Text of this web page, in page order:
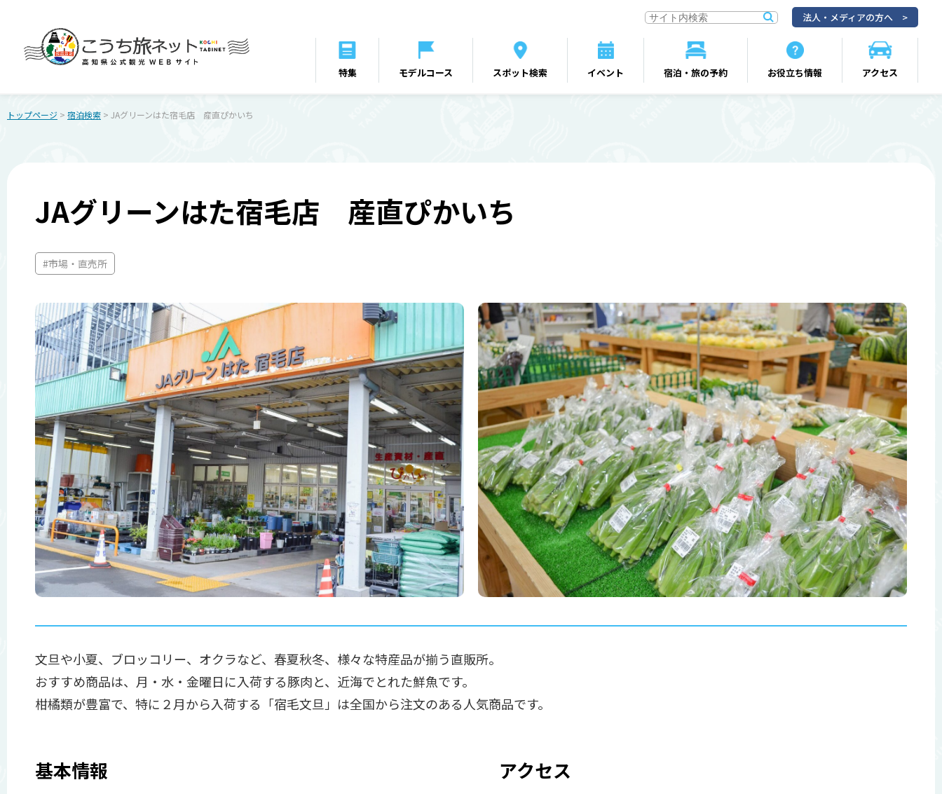
特集 モデルコース スポット検索 イベント 宿泊・旅の予約 お役立ち情報 アクセス
法人・メディアの方へ
トップページ > 宿泊検索 > JAグリーンはた宿毛店 産直ぴかいち
JAグリーンはた宿毛店 産直ぴかいち
#市場・直売所
文旦や小夏、ブロッコリー、オクラなど、春夏秋冬、様々な特産品が揃う直販所。
おすすめ商品は、月・水・金曜日に入荷する豚肉と、近海でとれた鮮魚です。
柑橘類が豊富で、特に２月から入荷する「宿毛文旦」は全国から注文のある人気商品です。
基本情報 アクセス